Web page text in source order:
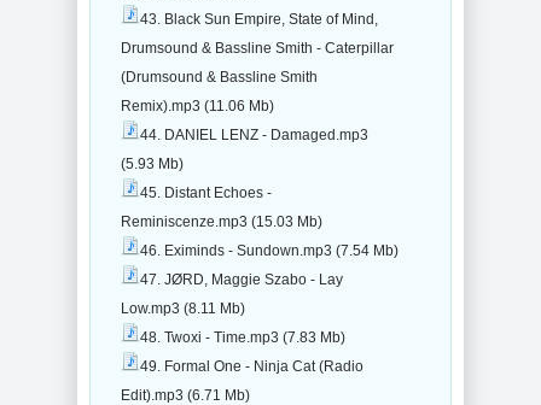
43. Black Sun Empire, State of Mind,
Drumsound & Bassline Smith - Caterpillar
(Drumsound & Bassline Smith
Remix).mp3 (11.06 Mb)
44. DANIEL LENZ - Damaged.mp3
(5.93 Mb)
45. Distant Echoes -
Reminiscenze.mp3 (15.03 Mb)
46. Eximinds - Sundown.mp3 (7.54 Mb)
47. JØRD, Maggie Szabo - Lay
Low.mp3 (8.11 Mb)
48. Twoxi - Time.mp3 (7.83 Mb)
49. Formal One - Ninja Cat (Radio
Edit).mp3 (6.71 Mb)